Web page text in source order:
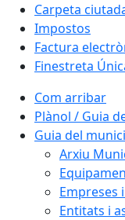
Carpeta
Impostos
Factura
Finestreta
Com arribar
Plànol / Guia
Guia del
Arxiu
Empreses
Entitats i